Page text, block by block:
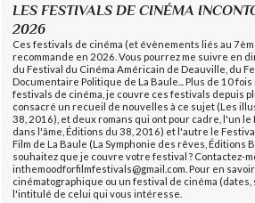
LES FESTIVALS DE CINÉMA
2026
Ces festivals de cinéma (et évènements liés au
recommande en 2026. Vous pourrez me suivre en
du Festival du Cinéma Américain de Deauville, du
Documentaire Politique de La Baule... Plus de 10
festivals de cinéma, je couvre ces festivals depuis
consacré un recueil de nouvelles à ce sujet (Les
38, 2016), et deux romans qui ont pour cadre, l'un le
dans l'âme, Éditions du 38, 2016) et l'autre le
Film de La Baule (La Symphonie des rêves, Éditions
souhaitez que je couvre votre festival ? Contactez-
inthemoodforfilmfestivals@gmail.com. Pour en
cinématographique ou un festival de cinéma
l'intitulé de celui qui vous intéresse.